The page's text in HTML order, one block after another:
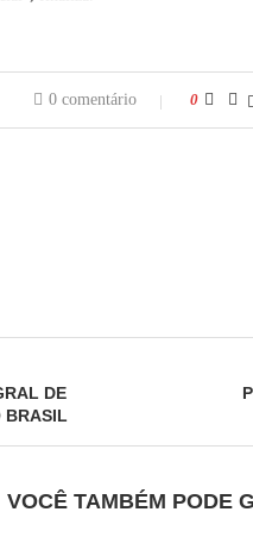
0 comentário 0
DE
BRASIL
VOCÊ TAMBÉM PODE